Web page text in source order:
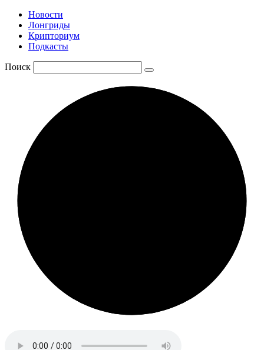
Новости
Лонгриды
Крипториум
Подкасты
Поиск